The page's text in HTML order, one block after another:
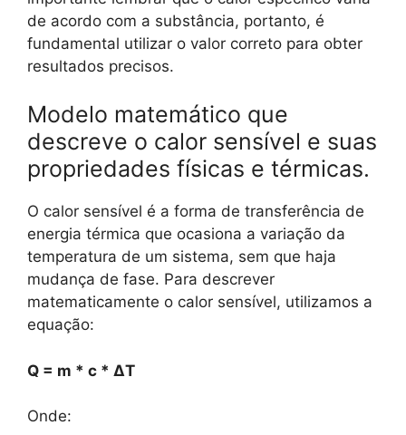
de acordo com a substância, portanto, é
fundamental utilizar o valor correto para obter
resultados precisos.
Modelo matemático que
descreve o calor sensível e suas
propriedades físicas e térmicas.
O calor sensível é a forma de transferência de
energia térmica que ocasiona a variação da
temperatura de um sistema, sem que haja
mudança de fase. Para descrever
matematicamente o calor sensível, utilizamos a
equação:
Q = m * c * ΔT
Onde: